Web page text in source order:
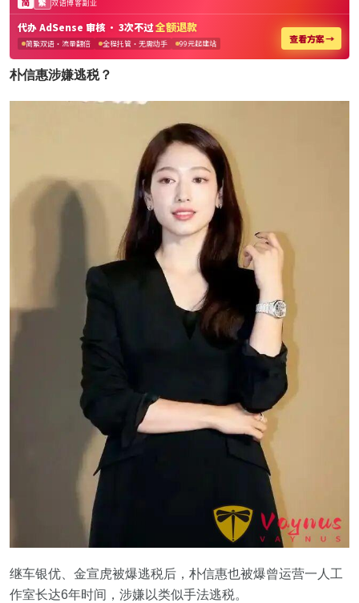
朴信惠涉嫌逃税？
继车银优、金宣虎被爆逃税后，朴信惠也被爆曾运营一人工
作室长达6年时间，涉嫌以类似手法逃税。